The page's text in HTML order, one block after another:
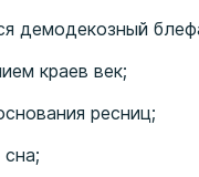
демодекозный
краев век;
ресниц;